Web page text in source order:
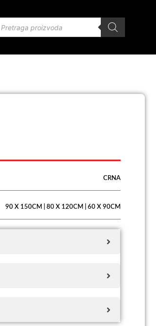
CRNA
90 X 150CM | 80 X 120CM | 60 X 90CM